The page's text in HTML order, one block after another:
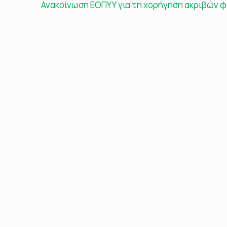
Ανακοίνωση ΕΟΠΥΥ για τη χορήγηση ακριβών